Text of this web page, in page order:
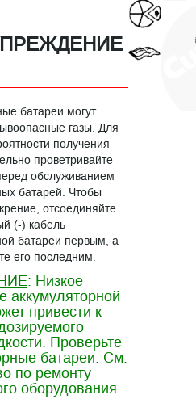
батареи могут
газы. Для
получения
проветривайте
обслуживанием
батарей. Чтобы
отсоединяйте
(-) кабель
батареи первым, а
его последним.
: Низкое
аккумуляторной
привести к
Проверьте
батареи. См.
по ремонту
оборудования.